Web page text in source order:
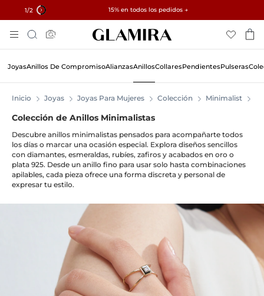
1/2 15% en todos los pedidos →
✓ Devoluciones en 60 días ✓ Redimensionamiento gratuito
To
Content
Búsqueda
JoyasAnillos De CompromisoAlianzasAnillosCollaresPendientesPulseras
Inicio Joyas Joyas Para Mujeres Colección Minimalist
Colección de Anillos Minimalistas
Descubre anillos minimalistas pensados para acompañarte todos
los días o marcar una ocasión especial. Explora diseños sencillos
con diamantes, esmeraldas, rubíes, zafiros y acabados en oro o
plata 925. Desde un anillo fino para usar solo hasta combinaciones
apilables, cada pieza ofrece una forma discreta y personal de
expresar tu estilo.